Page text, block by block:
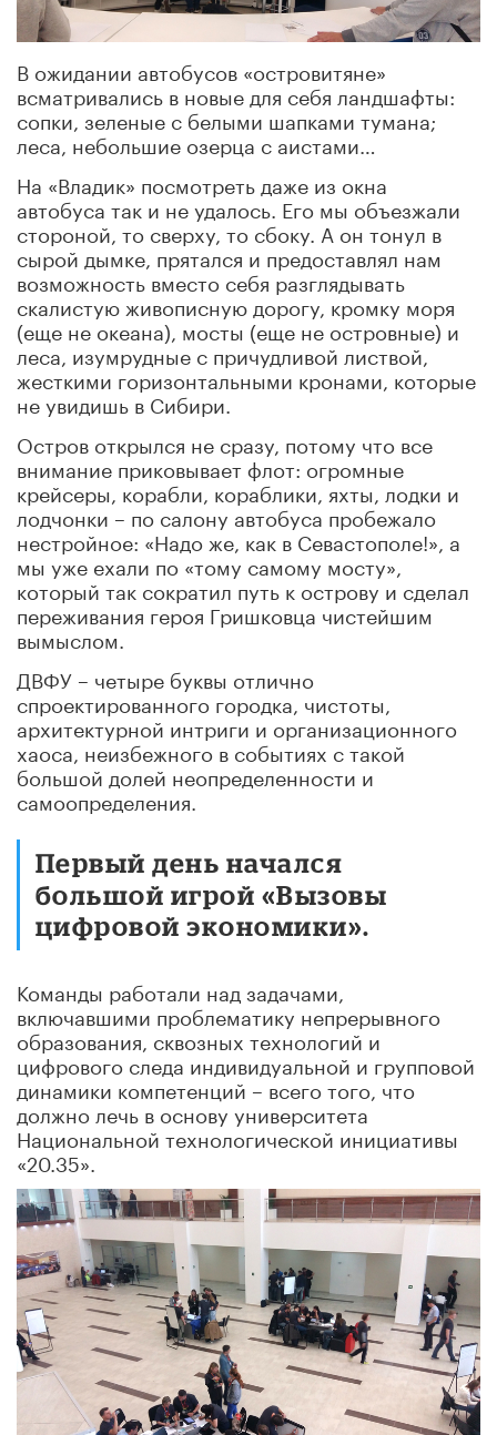
В ожидании автобусов «островитяне»
всматривались в новые для себя ландшафты:
сопки, зеленые с белыми шапками тумана;
леса, небольшие озерца с аистами…
На «Владик» посмотреть даже из окна
автобуса так и не удалось. Его мы объезжали
стороной, то сверху, то сбоку. А он тонул в
сырой дымке, прятался и предоставлял нам
возможность вместо себя разглядывать
скалистую живописную дорогу, кромку моря
(еще не океана), мосты (еще не островные) и
леса, изумрудные с причудливой листвой,
жесткими горизонтальными кронами, которые
не увидишь в Сибири.
Остров открылся не сразу, потому что все
внимание приковывает флот: огромные
крейсеры, корабли, кораблики, яхты, лодки и
лодчонки – по салону автобуса пробежало
нестройное: «Надо же, как в Севастополе!», а
мы уже ехали по «тому самому мосту»,
который так сократил путь к острову и сделал
переживания героя Гришковца чистейшим
вымыслом.
ДВФУ – четыре буквы отлично
спроектированного городка, чистоты,
архитектурной интриги и организационного
хаоса, неизбежного в событиях с такой
большой долей неопределенности и
самоопределения.
Первый день начался
большой игрой «Вызовы
цифровой экономики».
Команды работали над задачами,
включавшими проблематику непрерывного
образования, сквозных технологий и
цифрового следа индивидуальной и групповой
динамики компетенций – всего того, что
должно лечь в основу университета
Национальной технологической инициативы
«20.35».